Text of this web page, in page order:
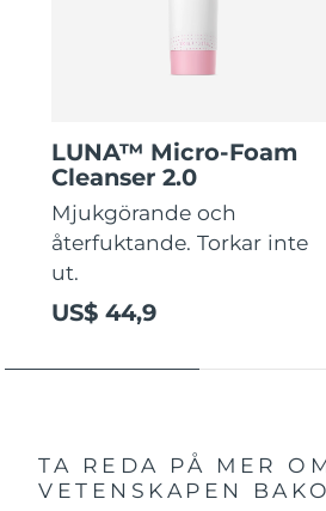
LUNA™ Micro-Foam
Cleanser 2.0
Mjukgörande och
återfuktande. Torkar inte
ut.
US$ 44,9
TA REDA PÅ MER
VETENSKAPEN